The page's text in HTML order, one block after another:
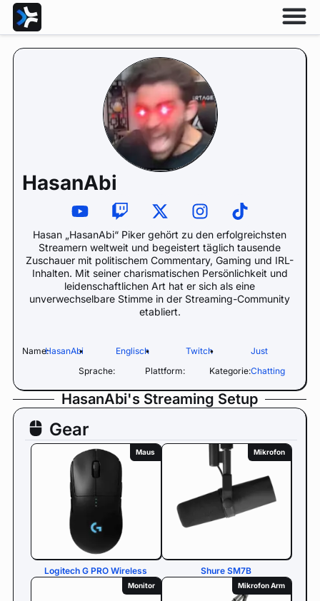
HasanAbi
Hasan „HasanAbi“ Piker gehört zu den erfolgreichsten
Streamern weltweit und begeistert täglich tausende
Zuschauer mit politischem Commentary, Gaming und IRL-
Inhalten. Mit seiner charismatischen Persönlichkeit und
leidenschaftlichen Art hat er sich als eine
unverwechselbare Stimme in der Streaming-Community
etabliert.
Name:HasanAbi
•
Sprache:
Englisch
•
Plattform:
Twitch•
Kategorie:
Just
Chatting
HasanAbi's Streaming Setup
Gear
Maus
Logitech G PRO Wireless
Mikrofon
Shure SM7B
Monitor Mikrofon Arm